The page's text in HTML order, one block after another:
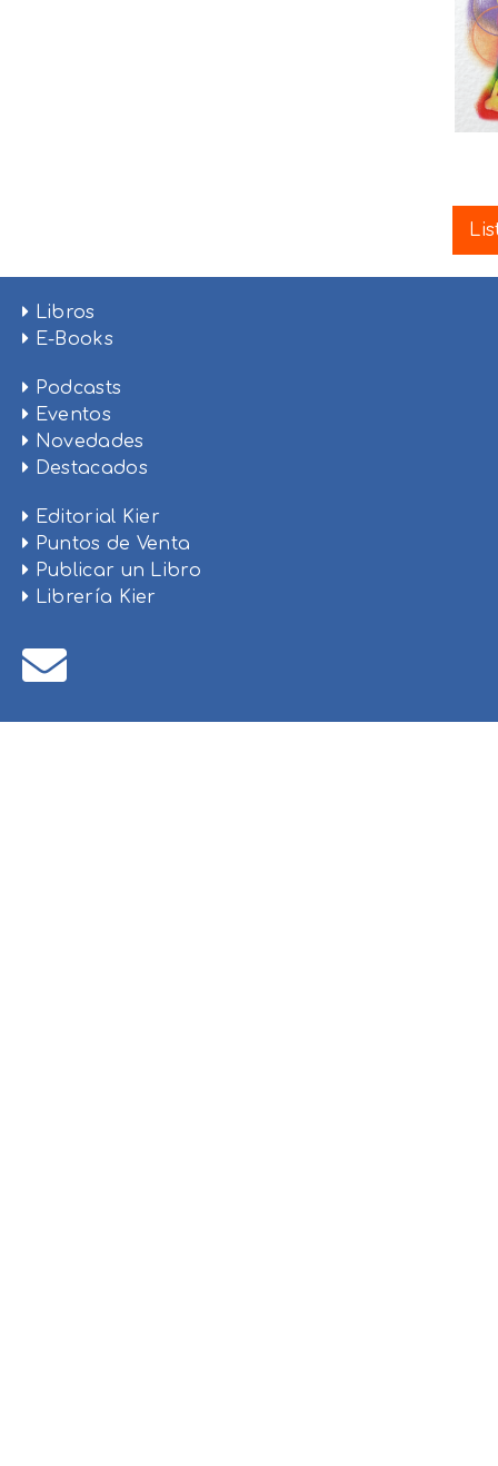
Libros
E-Books
Podcasts
Eventos
Novedades
Destacados
Editorial Kier
Puntos de Venta
Publicar un Libro
Librería Kier